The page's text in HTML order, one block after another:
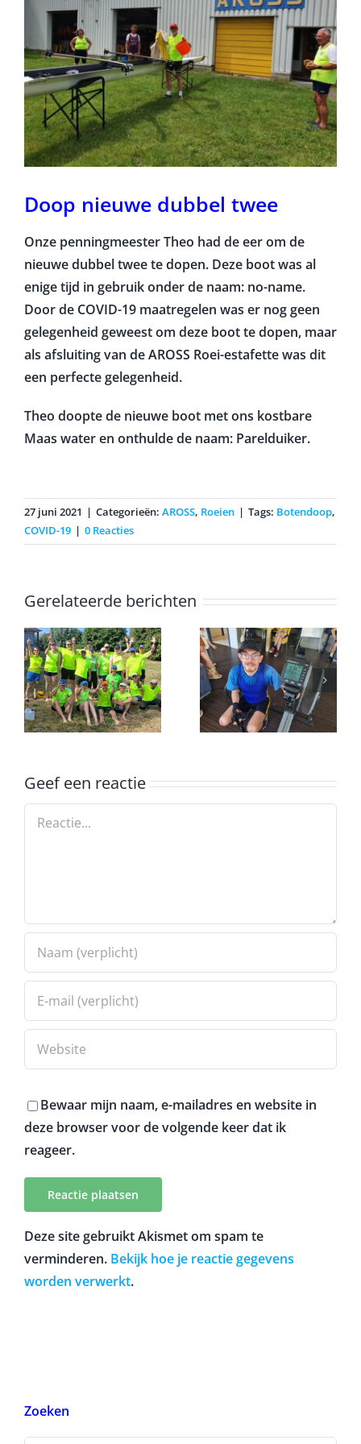
Doop nieuwe dubbel twee
Onze penningmeester Theo had de eer om de
nieuwe dubbel twee te dopen. Deze boot was al
enige tijd in gebruik onder de naam: no-name.
Door de COVID-19 maatregelen was er nog geen
gelegenheid geweest om deze boot te dopen, maar
als afsluiting van de AROSS Roei-estafette was dit
een perfecte gelegenheid.
Theo doopte de nieuwe boot met ons kostbare
Maas water en onthulde de naam: Parelduiker.
27 juni 2021 | Categorieën: AROSS, Roeien | Tags: Botendoop,
COVID-19 | 0 Reacties
Gerelateerde berichten
Erwin
voltooid de
marathon op
een
Onderlinge
Geef een reactie
Reactie
Bewaar mijn naam, e-mailadres en website in
deze browser voor de volgende keer dat ik
reageer.
Deze site gebruikt Akismet om spam te
verminderen. Bekijk hoe je reactie gegevens
worden verwerkt.
Zoeken